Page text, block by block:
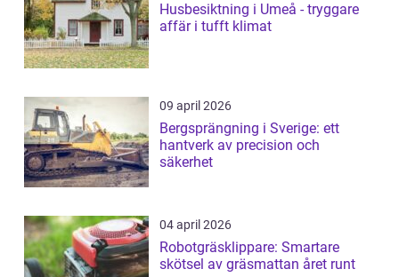
Husbesiktning i Umeå - tryggare
affär i tufft klimat
09 april 2026
Bergsprängning i Sverige: ett
hantverk av precision och
säkerhet
04 april 2026
Robotgräsklippare: Smartare
skötsel av gräsmattan året runt